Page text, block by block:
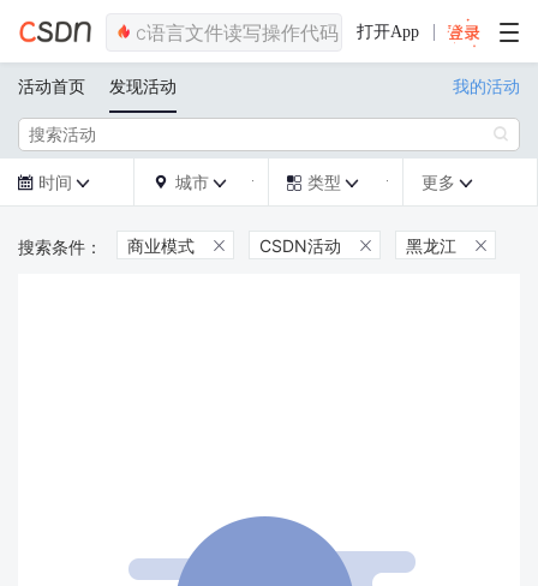
打开App
活动首页 发现活动 我的活动

 时间   城市   类型  更多 
商业模式  CSDN活动  黑龙江 